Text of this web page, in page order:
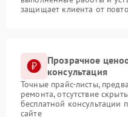
защищает клиента от
Прозрачное
консультация
Точные прайс-листы,
ремонта, отсутствие
бесплатной консультации
сайте